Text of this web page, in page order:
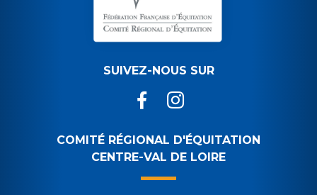
SUIVEZ-NOUS SUR
COMITÉ RÉGIONAL D'ÉQUITATION
CENTRE-VAL DE LOIRE